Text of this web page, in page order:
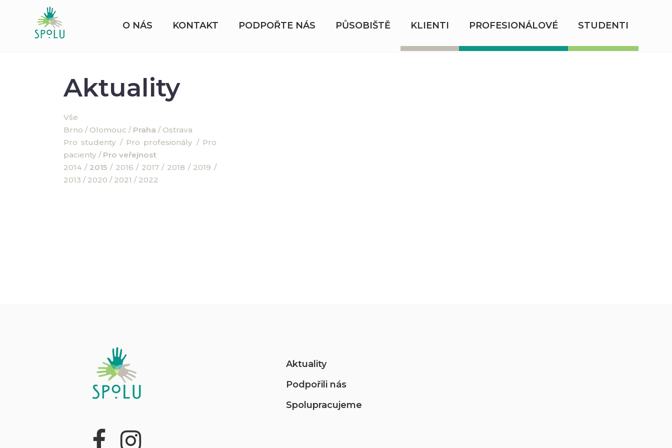
O NÁS KONTAKT PODPOŘTE NÁS PŮSOBIŠTĚ KLIENTI PROFESIONÁLOVÉ STUDENTI
Aktuality
Vše
Brno / Olomouc / Praha / Ostrava
Pro studenty / Pro profesionály / Pro
pacienty / Pro veřejnost
2014 / 2015 / 2016 / 2017/ 2018 / 2019 /
2013 / 2020 / 2021 / 2022
Aktuality
Podpořili nás
Spolupracujeme